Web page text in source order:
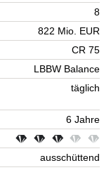
8
822 Mio. EUR
CR 75
LBBW Balance
täglich
6 Jahre
ausschüttend